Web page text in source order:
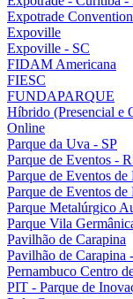
Expotrade
Expoville
Expoville - SC
FIDAM Americana
FIESC
FUNDAPARQUE
Híbrido (Presencial e
Online
Parque da Uva - SP
Parque de Eventos -
Parque de Eventos
Parque de Eventos
Parque Metalúrgico
Parque Vila
Pavilhão de Carapina
Pavilhão de Carapina
Pernambuco Centro
PIT - Parque de